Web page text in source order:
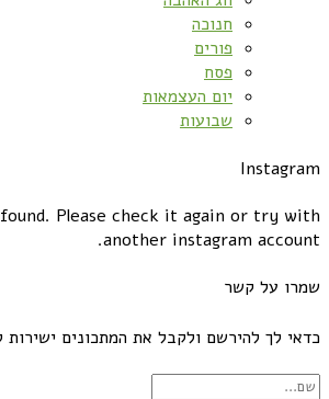
חנוכה
פורים
פסח
יום העצמאות
שבועות
Instagram
Please check it again or try with
another instagram account.
שמרו על קשר
כדאי לך להירשם ולקבל את המתכונים ישירות